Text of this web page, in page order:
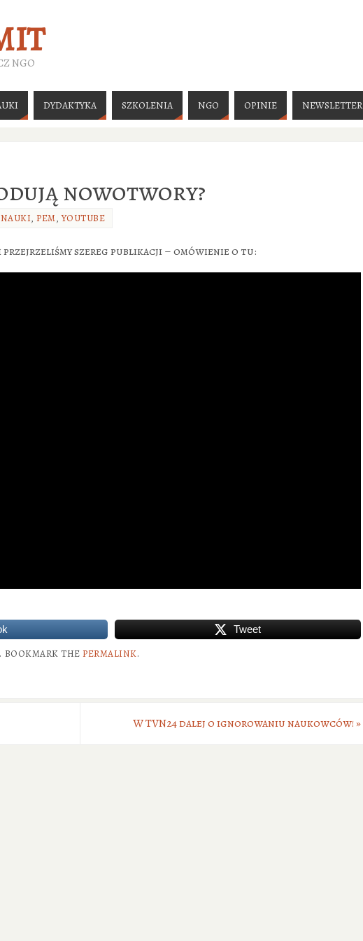
NGO
DYDAKTYKA SZKOLENIA NGO OPINIE NEWSLETTER
nowotwory?
, PEM,YOUTUBE
przejrzeliśmy szereg publikacji – omówienie o tu:
Tweet
. BOOKMARK THE PERMALINK.
W TVN24 dalej o ignorowaniu naukowców!»